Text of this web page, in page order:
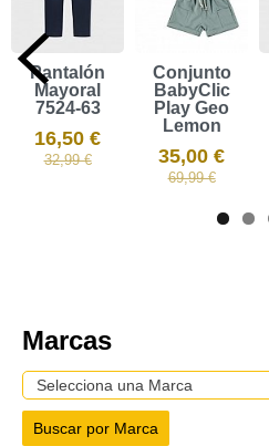
Pantalón
Mayoral
7524-63
16,50 €
32,99 €
Conjunto
BabyClic
Play Geo
Lemon
35,00 €
69,99 €
Marcas